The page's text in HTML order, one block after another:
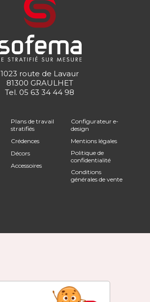
1023 route de Lavaur
81300 GRAULHET
Tel. 05 63 34 44 98
Plans de travail
stratifiés
Crédences
Décors
Accessoires
Configurateur e-
design
Mentions légales
Politique de
confidentialité
Conditions
générales de vente